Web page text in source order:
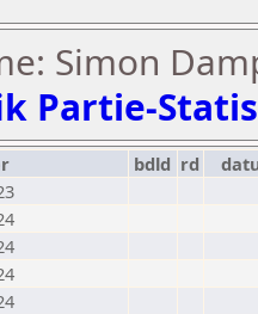
Simon
Partie-
bdld rd